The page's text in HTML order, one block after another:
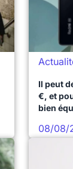
Il peut
€, et
bien
08/08/